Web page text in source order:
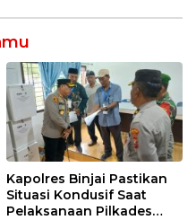
Kapolres Binjai Pastikan
Situasi Kondusif Saat
Pelaksanaan Pilkades